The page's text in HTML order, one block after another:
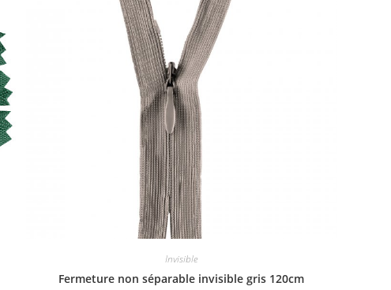
Invisible
Fermeture non séparable invisible gris 120cm